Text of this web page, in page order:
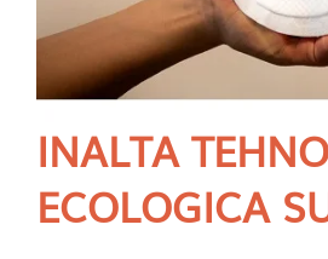
INALTA
ECOLOGICA